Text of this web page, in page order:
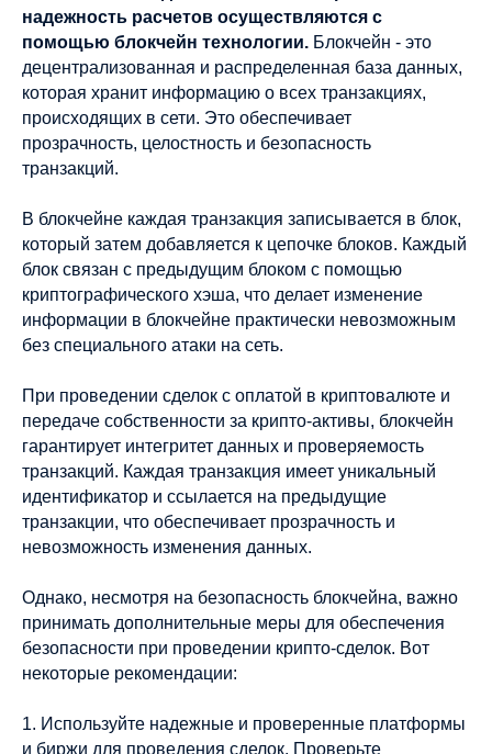
надежность расчетов осуществляются с
помощью блокчейн технологии. Блокчейн - это
децентрализованная и распределенная база данных,
которая хранит информацию о всех транзакциях,
происходящих в сети. Это обеспечивает
прозрачность, целостность и безопасность
транзакций.
В блокчейне каждая транзакция записывается в блок,
который затем добавляется к цепочке блоков. Каждый
блок связан с предыдущим блоком с помощью
криптографического хэша, что делает изменение
информации в блокчейне практически невозможным
без специального атаки на сеть.
При проведении сделок с оплатой в криптовалюте и
передаче собственности за крипто-активы, блокчейн
гарантирует интегритет данных и проверяемость
транзакций. Каждая транзакция имеет уникальный
идентификатор и ссылается на предыдущие
транзакции, что обеспечивает прозрачность и
невозможность изменения данных.
Однако, несмотря на безопасность блокчейна, важно
принимать дополнительные меры для обеспечения
безопасности при проведении крипто-сделок. Вот
некоторые рекомендации:
1. Используйте надежные и проверенные платформы
и биржи для проведения сделок. Проверьте